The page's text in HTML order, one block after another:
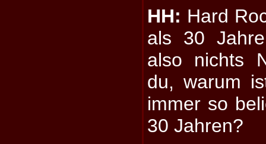
HH: Hard
als 30
also nichts
du, warum
immer so
30 Jahren?